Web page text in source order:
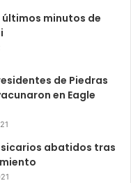
minutos de
de Piedras
en Eagle
abatidos tras